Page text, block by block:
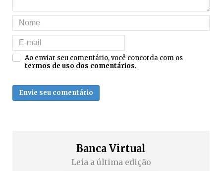
Ao enviar seu comentário, você concorda com os
termos de uso dos comentários.
Envie seu comentário
Banca Virtual
Leia a última edição